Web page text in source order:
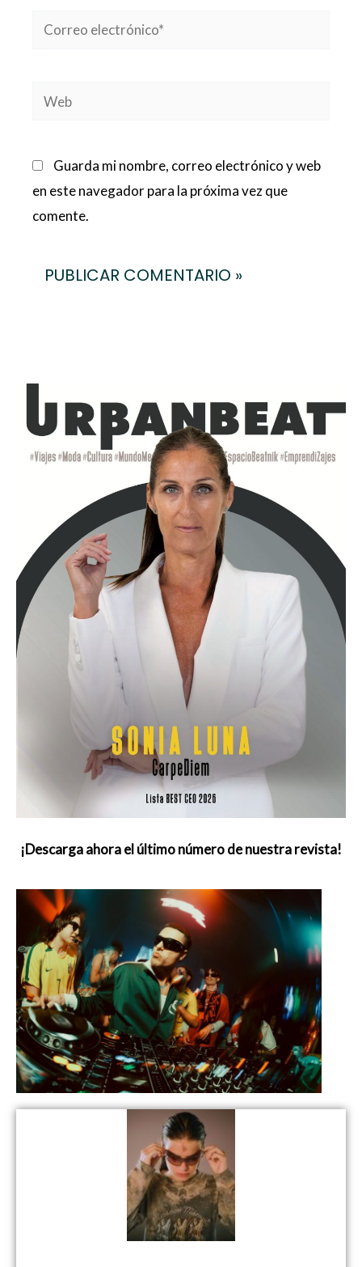
Correo
Web
Guarda mi nombre, correo electrónico y web
en este navegador para la próxima vez que
comente.
¡Descarga ahora el último número de nuestra revista!